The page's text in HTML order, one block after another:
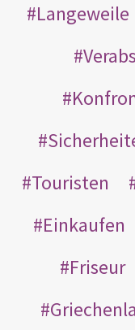
Langeweile
Touristen
Einkaufen
Friseur